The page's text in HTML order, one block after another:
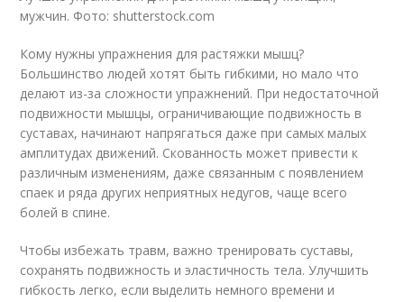
мужчин. Фото: shutterstock.com
Кому нужны упражнения для растяжки мышц?
Большинство людей хотят быть гибкими, но мало что
делают из-за сложности упражнений. При недостаточной
подвижности мышцы, ограничивающие подвижность в
суставах, начинают напрягаться даже при самых малых
амплитудах движений. Скованность может привести к
различным изменениям, даже связанным с появлением
спаек и ряда других неприятных недугов, чаще всего
болей в спине.
Чтобы избежать травм, важно тренировать суставы,
сохранять подвижность и эластичность тела. Улучшить
гибкость легко, если выделить немного времени и